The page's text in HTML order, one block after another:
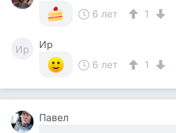
6 лет
1
Ир
Ир
6 лет
1
Павел